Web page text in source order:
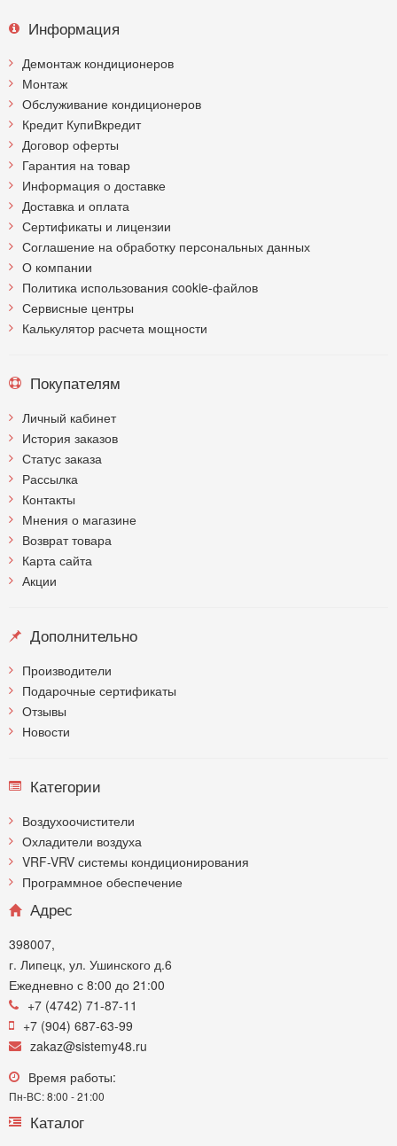
Информация
Демонтаж кондиционеров
Монтаж
Обслуживание кондиционеров
Кредит КупиВкредит
Договор оферты
Гарантия на товар
Информация о доставке
Доставка и оплата
Сертификаты и лицензии
Соглашение на обработку персональных данных
О компании
Политика использования cookie-файлов
Сервисные центры
Калькулятор расчета мощности
Покупателям
Личный кабинет
История заказов
Статус заказа
Рассылка
Контакты
Мнения о магазине
Возврат товара
Карта сайта
Акции
Дополнительно
Производители
Подарочные сертификаты
Отзывы
Новости
Категории
Воздухоочистители
Охладители воздуха
VRF-VRV системы кондиционирования
Программное обеспечение
Адрес
398007,
г. Липецк, ул. Ушинского д.6
Ежедневно с 8:00 до 21:00
+7 (4742) 71-87-11
+7 (904) 687-63-99
zakaz@sistemy48.ru
Время работы:
Пн-ВС: 8:00 - 21:00
Каталог